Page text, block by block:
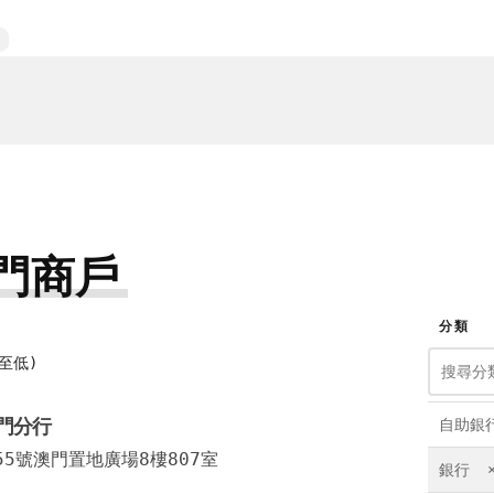
商戶
低)
分行
號澳門置地廣場8樓807室
分類
自助銀
銀行